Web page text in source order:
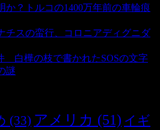
か？トルコの1400万年前の車輪痕
チスの蛮行、コロニアディグニダ
白樺の枝で書かれたSOSの文字
謎
(33) アメリカ (51) イギ